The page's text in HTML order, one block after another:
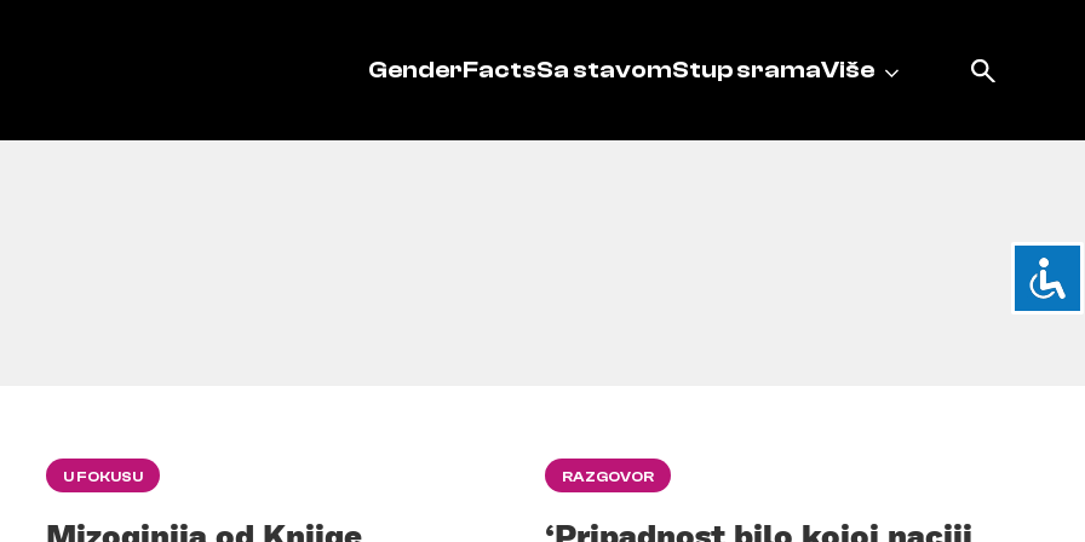
GenderFactsSa stavomStup sramaViše
U FOKUSU RAZGOVOR